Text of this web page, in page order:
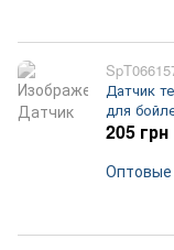
Датчик
для
205 грн